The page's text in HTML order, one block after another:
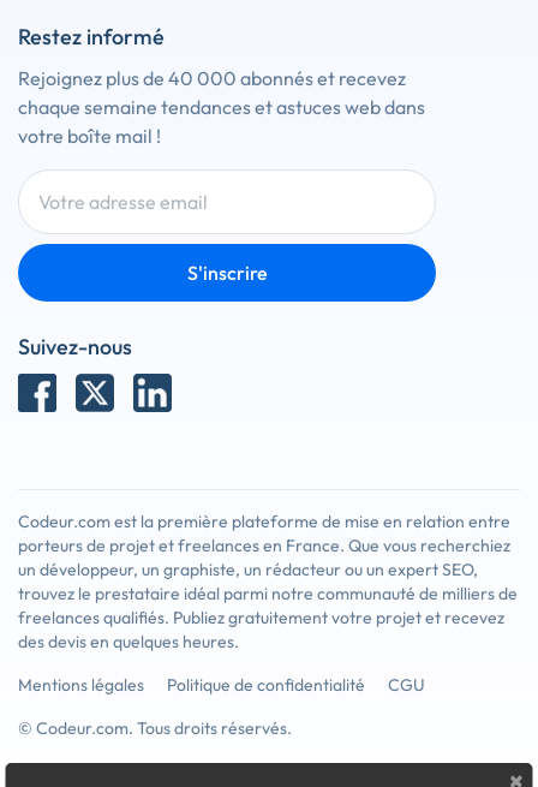
Restez informé
Rejoignez plus de 40 000 abonnés et recevez
chaque semaine tendances et astuces web dans
votre boîte mail !
S'inscrire
Suivez-nous
Codeur.com est la première plateforme de mise en relation entre
porteurs de projet et freelances en France. Que vous recherchiez
un développeur, un graphiste, un rédacteur ou un expert SEO,
trouvez le prestataire idéal parmi notre communauté de milliers de
freelances qualifiés. Publiez gratuitement votre projet et recevez
des devis en quelques heures.
Mentions légales
Politique de confidentialité
CGU
© Codeur.com. Tous droits réservés.
×